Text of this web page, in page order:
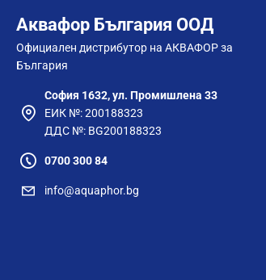
Аквафор България ООД
Официален дистрибутор на АКВАФОР за
България
София 1632, ул. Промишлена 33
ЕИК №: 200188323
ДДС №: BG200188323
0700 300 84
info@aquaphor.bg